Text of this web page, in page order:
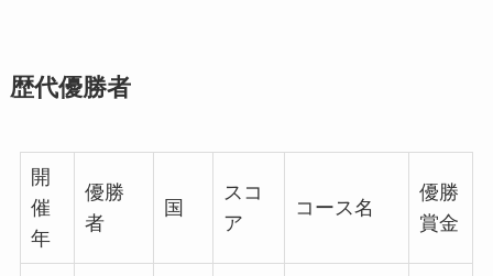
歴代優勝者
開
催
年
優勝
者
国
スコ
ア
コース名
優勝
賞金